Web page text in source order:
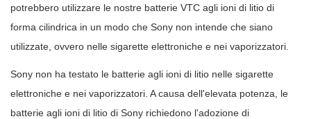
potrebbero utilizzare le nostre batterie VTC agli ioni di litio di
forma cilindrica in un modo che Sony non intende che siano
utilizzate, ovvero nelle sigarette elettroniche e nei vaporizzatori.
Sony non ha testato le batterie agli ioni di litio nelle sigarette
elettroniche e nei vaporizzatori. A causa dell'elevata potenza, le
batterie agli ioni di litio di Sony richiedono l'adozione di